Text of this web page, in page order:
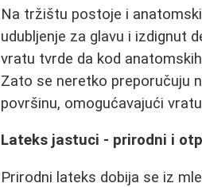
Na tržištu postoje i
udubljenje za glavu i izdignut
vratu tvrde da kod
Zato se neretko preporučuju
površinu, omogućavajući
Lateks jastuci - prirodni i
Prirodni lateks dobija se iz